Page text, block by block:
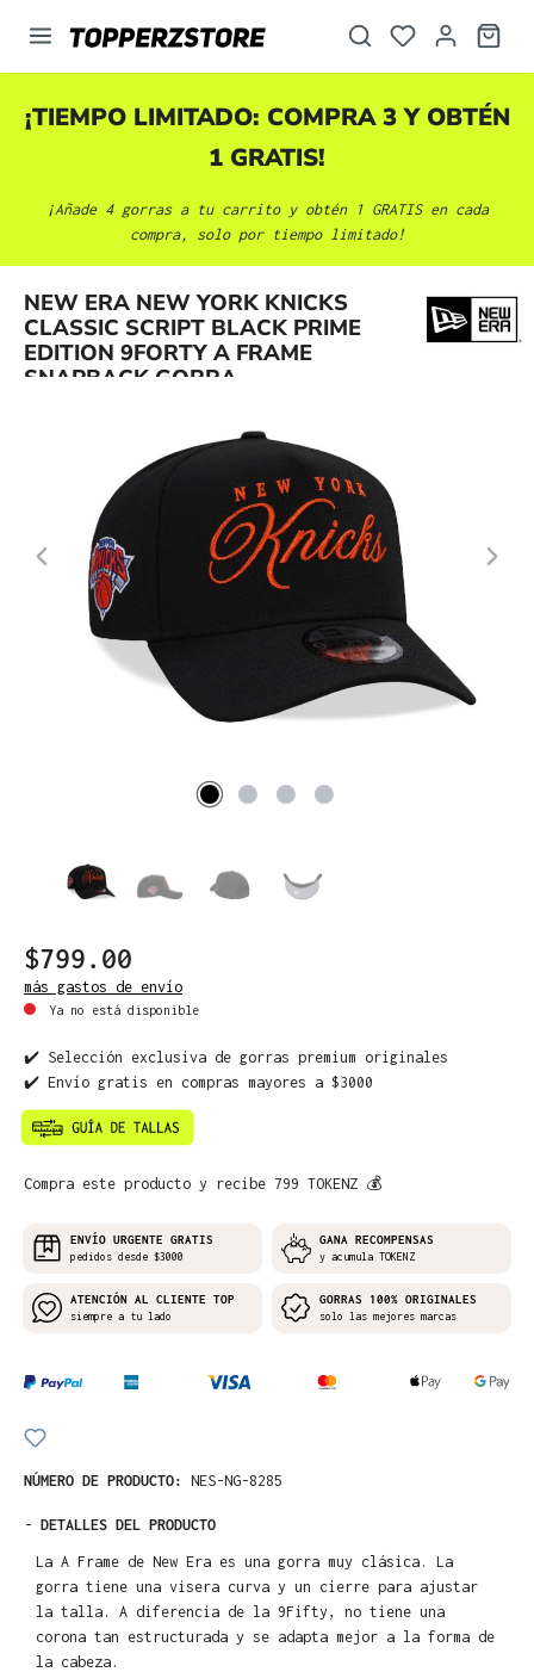
principal
¡TIEMPO LIMITADO: COMPRA 3 Y OBTÉN
1 GRATIS!
¡Añade 4 gorras a tu carrito y obtén 1 GRATIS en cada
compra, solo por tiempo limitado!
NEW ERA NEW YORK KNICKS
CLASSIC SCRIPT BLACK PRIME
EDITION 9FORTY A FRAME
SNAPBACK GORRA
Omitir galería de imágenes
$799.00
más gastos de envío
Ya no está disponible
✔️ Selección exclusiva de gorras premium originales
✔️ Envío gratis en compras mayores a $3000
Compra este producto y recibe 799 TOKENZ 💰
ENVÍO URGENTE GRATIS
pedidos desde $3000
GANA RECOMPENSAS
y acumula TOKENZ
ATENCIÓN AL CLIENTE TOP
siempre a tu lado
GORRAS 100% ORIGINALES
solo las mejores marcas
NÚMERO DE PRODUCTO: NES-NG-8285
- DETALLES DEL PRODUCTO
La A Frame de New Era es una gorra muy clásica. La
gorra tiene una visera curva y un cierre para ajustar
la talla. A diferencia de la 9Fifty, no tiene una
corona tan estructurada y se adapta mejor a la forma de
la cabeza.